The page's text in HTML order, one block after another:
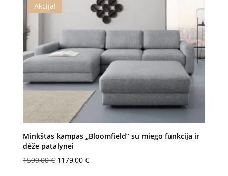
Akcija!
Minkštas kampas „Bloomfield” su miego funkcija ir
dėže patalynei
1599,00€ Original
1179,00 €Current